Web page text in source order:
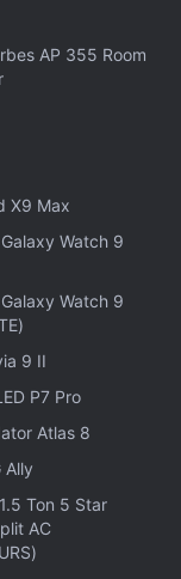
ব্যাটারী দ্বারা
ডিসপ্লের মধ্যে
আমাদের
AP 355 Room
X9 Max
Watch 9
Watch 9
9 II
P7 Pro
Atlas 8
Ally
Ton 5 Star
AC